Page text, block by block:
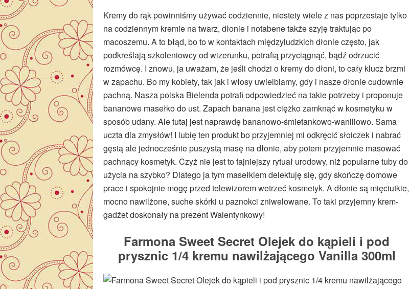
Kremy do rąk powinniśmy używać codziennie, niestety wiele z nas poprzestaje tylko
na codziennym kremie na twarz, dłonie i notabene także szyję traktując po
macoszemu. A to błąd, bo to w kontaktach międzyludzkich dłonie często, jak
podkreślają szkoleniowcy od wizerunku, potrafią przyciągnąć, bądź odrzucić
rozmówcę. I znowu, ja uważam, że jeśli chodzi o kremy do dłoni, to cały klucz brzmi
w zapachu. Bo my kobiety, tak jak i włosy uwielbiamy, gdy i nasze dłonie cudownie
pachną. Nasza polska Bielenda potrafi odpowiedzieć na takie potrzeby i proponuje
bananowe masełko do ust. Zapach banana jest ciężko zamknąć w kosmetyku w
sposób udany. Ale tutaj jest naprawdę bananowo-śmietankowo-waniliowo. Sama
uczta dla zmysłów! I lubię ten produkt bo przyjemniej mi odkręcić słoiczek i nabrać
gęstą ale jednocześnie puszystą masę na dłonie, aby potem przyjemnie masować
pachnący kosmetyk. Czyż nie jest to fajniejszy rytuał urodowy, niż popularne tuby do
użycia na szybko? Dlatego ja tym masełkiem delektuję się, gdy skończę domowe
prace i spokojnie mogę przed telewizorem wetrzeć kosmetyk. A dłonie są mięciutkie,
mocno nawilżone, suche skórki u paznokci zniwelowane. To taki przyjemny krem-
gadżet doskonały na prezent Walentynkowy!
Farmona Sweet Secret Olejek do kąpieli i pod
prysznic 1/4 kremu nawilżającego Vanilla 300ml